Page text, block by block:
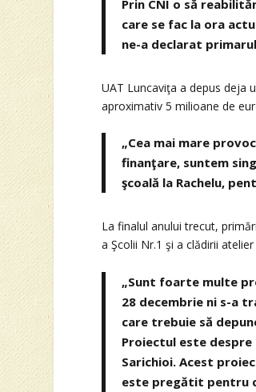
Prin CNI o să
care se fac la ora
ne-a declarat
UAT Luncaviţa a depus deja
aproximativ 5 milioane de
„Cea mai mare
finanţare, suntem
şcoală la Rachelu,
La finalul anului trecut,
a Şcolii Nr.1 şi a clădirii
„Sunt foarte multe
28 decembrie ni s-a
care trebuie să
Proiectul este despre
Sarichioi. Acest
este pregătit pentru